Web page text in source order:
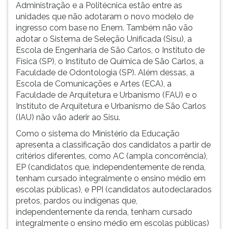
(primeira
tecla
direita
menu
principal
pressione
tecla
depois
Pressione
Administração e a Politécnica estão entre as
unidades que não adotaram o novo modelo de
ingresso com base no Enem. Também não vão
adotar o Sistema de Seleção Unificada (Sisu), a
Escola de Engenharia de São Carlos, o Instituto de
Física (SP), o Instituto de Química de São Carlos, a
Faculdade de Odontologia (SP). Além dessas, a
Escola de Comunicações e Artes (ECA), a
Faculdade de Arquitetura e Urbanismo (FAU) e o
Instituto de Arquitetura e Urbanismo de São Carlos
(IAU) não vão aderir ao Sisu.
Como o sistema do Ministério da Educação
apresenta a classificação dos candidatos a partir de
critérios diferentes, como AC (ampla concorrência),
EP (candidatos que, independentemente de renda,
tenham cursado integralmente o ensino médio em
escolas públicas), e PPI (candidatos autodeclarados
pretos, pardos ou indígenas que,
independentemente da renda, tenham cursado
integralmente o ensino médio em escolas públicas)